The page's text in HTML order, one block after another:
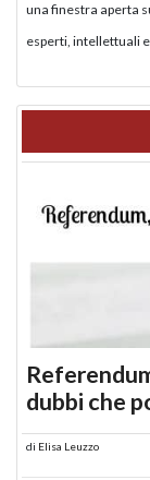
una finestra aperta
esperti, intellettuali
dubbi che
di Elisa Leuzzo